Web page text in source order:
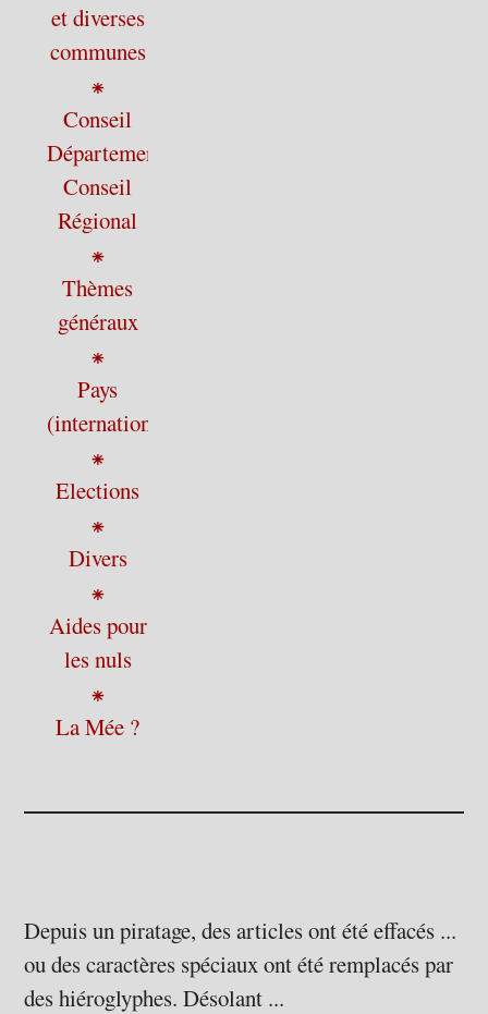
et diverses
communes
⁕
Conseil
Départemental,
Conseil
Régional
⁕
Thèmes
généraux
⁕
Pays
(international)
⁕
Elections
⁕
Divers
⁕
Aides pour
les nuls
⁕
La Mée ?
Depuis un piratage, des articles ont été effacés ...
ou des caractères spéciaux ont été remplacés par
des hiéroglyphes. Désolant ...